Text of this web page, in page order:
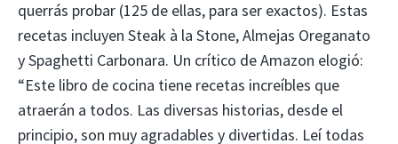
querrás probar (125 de ellas, para ser exactos). Estas
recetas incluyen Steak à la Stone, Almejas Oreganato
y Spaghetti Carbonara. Un crítico de Amazon elogió:
“Este libro de cocina tiene recetas increíbles que
atraerán a todos. Las diversas historias, desde el
principio, son muy agradables y divertidas. Leí todas